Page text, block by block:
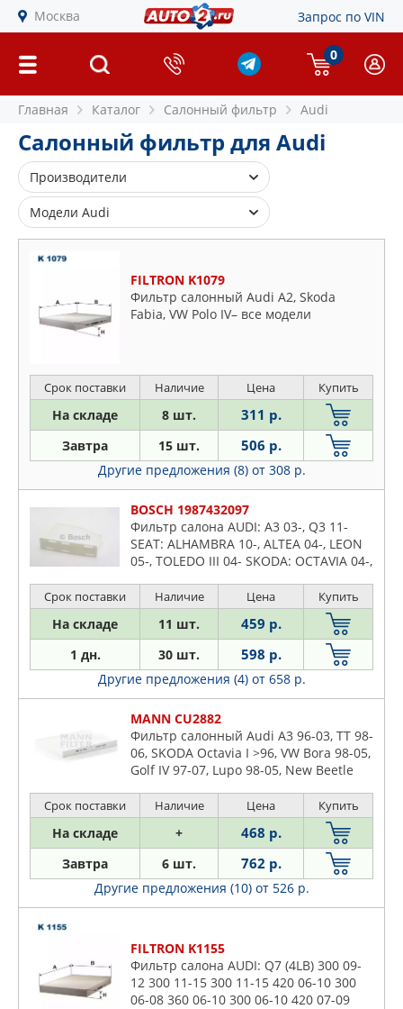
Москва Запрос по VIN
0
Главная Каталог Салонный фильтр Audi
Салонный фильтр для Audi
Производители
ALCO FILTER
BLUE PRINT
BOSCH
CHAMPION
CLEAN FILTERS
CORTECO
DENCKERMAN
DENSO
FRAM
GOODWILL
JS ASAKASHI
KOLBENSCHMIDT
LYNXAUTO
MANN
MAPCO
MECAFILTER
PARTS MALL
PATRON
PURFLUX
QUATTRO FRENI
TRUCKTEC AUTOMOTIVE
VALEO
Модели Audi
80
200
A3
A6
A7
A8
Allroad
Q3
Q5
Q7
FILTRON K1079
Фильтр салонный Audi A2, Skoda
Fabia, VW Polo IV– все модели
Срок поставки Наличие Цена Купить
На складе 8 шт. 311 р.
Завтра 15 шт. 506 р.
Другие предложения (8) от 308 р.
BOSCH 1987432097
Фильтр салона AUDI: A3 03-, Q3 11-
SEAT: ALHAMBRA 10-, ALTEA 04-, LEON
05-, TOLEDO III 04- SKODA: OCTAVIA 04-,
PASSAT 05-
Срок поставки Наличие Цена Купить
На складе 11 шт. 459 р.
1 дн. 30 шт. 598 р.
Другие предложения (4) от 658 р.
MANN CU2882
Фильтр салонный Audi A3 96-03, TT 98-
06, SKODA Octavia I >96, VW Bora 98-05,
Golf IV 97-07, Lupo 98-05, New Beetle
Срок поставки Наличие Цена Купить
На складе + 468 р.
Завтра 6 шт. 762 р.
Другие предложения (10) от 526 р.
FILTRON K1155
Фильтр салона AUDI: Q7 (4LB) 300 09-
12 300 11-15 300 11-15 420 06-10 300
06-08 360 06-10 300 06-10 420 07-09